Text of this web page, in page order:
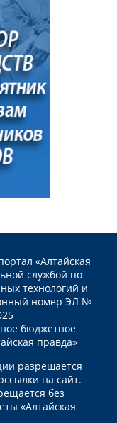
«Алтайская
службой по
технологий и
номер ЭЛ №
бюджетное
правда»
разрешается
на сайт.
без
«Алтайская